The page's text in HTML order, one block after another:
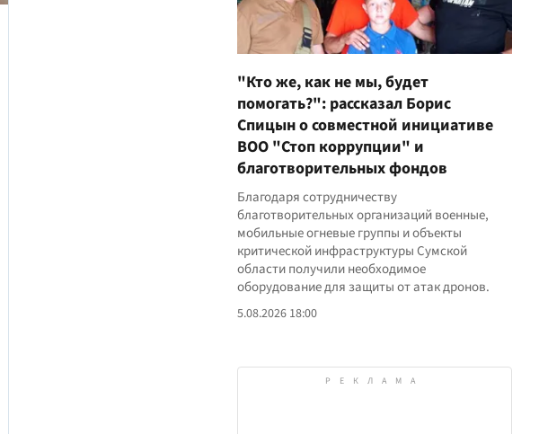
"Кто же, как не мы, будет
помогать?": рассказал Борис
Спицын о совместной инициативе
ВОО "Стоп коррупции" и
благотворительных фондов
Благодаря сотрудничеству
благотворительных организаций военные,
мобильные огневые группы и объекты
критической инфраструктуры Сумской
области получили необходимое
оборудование для защиты от атак дронов.
5.08.2026 18:00